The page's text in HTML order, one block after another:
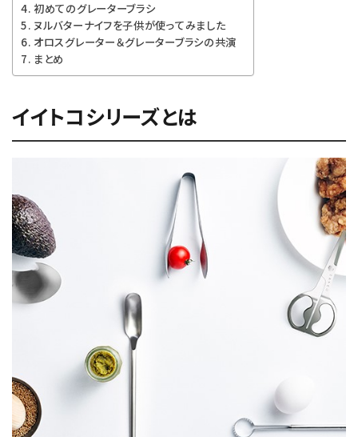
初めてのグレーターブラシ
ヌルバターナイフを子供が使ってみました
オロスグレーター＆グレーターブラシの共演
まとめ
イイトコシリーズとは